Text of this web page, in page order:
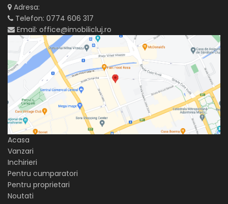
Adresa:
Telefon: 0774 606 317
Email: office@imobilicluj.ro
Acasa
Vanzari
Inchirieri
Pentru cumparatori
Pentru proprietari
Noutati